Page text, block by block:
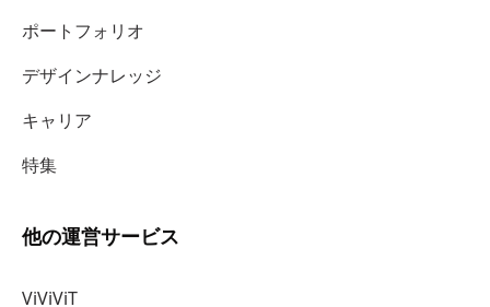
ポートフォリオ
デザインナレッジ
キャリア
特集
他の運営サービス
ViViViT